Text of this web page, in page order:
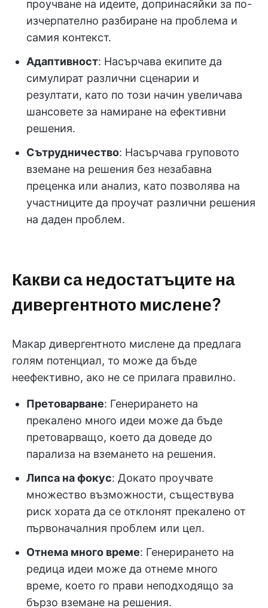
проучване на идеите, допринасяйки за по-
изчерпателно разбиране на проблема и
самия контекст.
Адаптивност: Насърчава екипите да
симулират различни сценарии и
резултати, като по този начин увеличава
шансовете за намиране на ефективни
решения.
Сътрудничество: Насърчава груповото
вземане на решения без незабавна
преценка или анализ, като позволява на
участниците да проучат различни решения
на даден проблем.
Какви са недостатъците на
дивергентното мислене?
Макар дивергентното мислене да предлага
голям потенциал, то може да бъде
неефективно, ако не се прилага правилно.
Претоварване: Генерирането на
прекалено много идеи може да бъде
претоварващо, което да доведе до
парализа на вземането на решения.
Липса на фокус: Докато проучвате
множество възможности, съществува
риск хората да се отклонят прекалено от
първоначалния проблем или цел.
Отнема много време: Генерирането на
редица идеи може да отнеме много
време, което го прави неподходящо за
бързо вземане на решения.